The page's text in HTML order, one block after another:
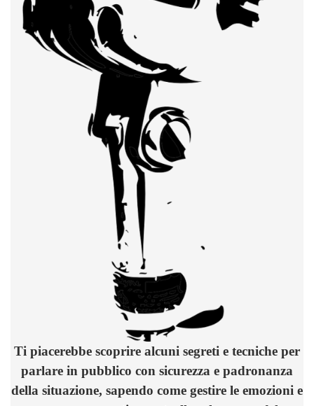
Ti piacerebbe scoprire alcuni segreti e tecniche per
parlare in pubblico con sicurezza e padronanza
della situazione, sapendo come gestire le emozioni e